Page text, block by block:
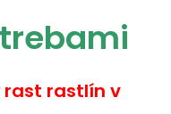
rast rastlín v